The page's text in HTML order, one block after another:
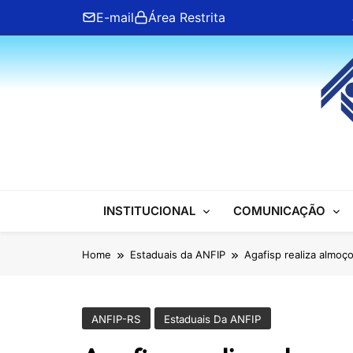
content
E-mail Área Restrita
ANFIP Nacional
INSTITUCIONAL COMUNICAÇÃO
Home Estaduais da ANFIP Agafisp realiza
ANFIP-RS Estaduais Da ANFIP